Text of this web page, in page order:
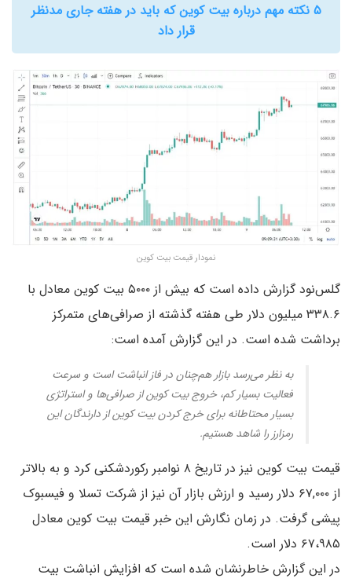
۵ نکته مهم درباره بیت کوین که باید در هفته جاری مدنظر
قرار داد
نمودار قیمت بیت کوین
گلس‌نود گزارش داده است که بیش از ۵۰۰۰ بیت کوین معادل با
۳۳۸.۶ میلیون دلار طی هفته گذشته از صرافی‌های متمرکز
برداشت شده است. در این گزارش آمده است:
به نظر می‌رسد بازار هم‌چنان در فاز انباشت است و سرعت
فعالیت بسیار کم، خروج بیت کوین از صرافی‌ها و استراتژی
بسیار محتاطانه برای خرج کردن بیت کوین از دارندگان این
رمزارز را شاهد هستیم.
قیمت بیت کوین نیز در تاریخ ۸ نوامبر رکوردشکنی کرد و به بالاتر
از ۶۷,۰۰۰ دلار رسید و ارزش بازار آن نیز از شرکت تسلا و فیسبوک
پیشی گرفت. در زمان نگارش این خبر قیمت بیت کوین معادل
۶۷،۹۸۵ دلار است.
در این گزارش خاطرنشان شده است که افزایش انباشت بیت